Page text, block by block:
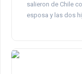
salieron de Chile
esposa y las dos